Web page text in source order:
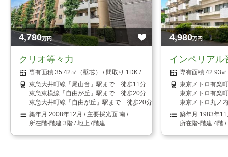
4,780万円
クリオ等々力
35.42㎡（壁芯）
1DK
東急大井町線「尾山台」駅まで 徒歩11分
東急東横線「自由が丘」駅まで 徒歩20分
東急大井町線「自由が丘」駅まで 徒歩20分
2008年12月
南
3階 / 地上7階建
4,980万円
インペリアル
42.93
東京メトロ有楽
東京メトロ有楽
東京メトロ丸ノ
1983年11
4階 /